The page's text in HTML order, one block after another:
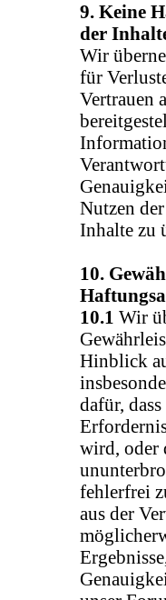
9. Keine
der
Wir
für
Vertrauen
Nutzen
Inhalte zu
10.
10.1 Wir
Hinblick
dafür,
wird, oder
fehlerfrei
aus der